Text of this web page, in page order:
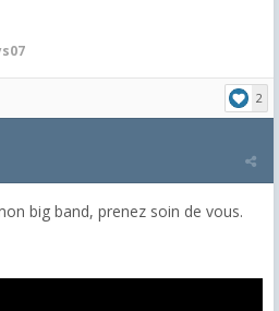
2
big band, prenez soin de vous.